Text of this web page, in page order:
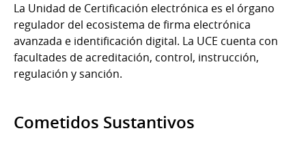
La Unidad de Certificación electrónica es el órgano
regulador del ecosistema de firma electrónica
avanzada e identificación digital. La UCE cuenta con
facultades de acreditación, control, instrucción,
regulación y sanción.
Cometidos Sustantivos